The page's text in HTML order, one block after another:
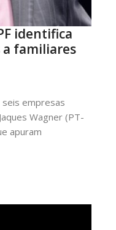
identifica
a familiares
seis empresas
Wagner (PT-
apuram